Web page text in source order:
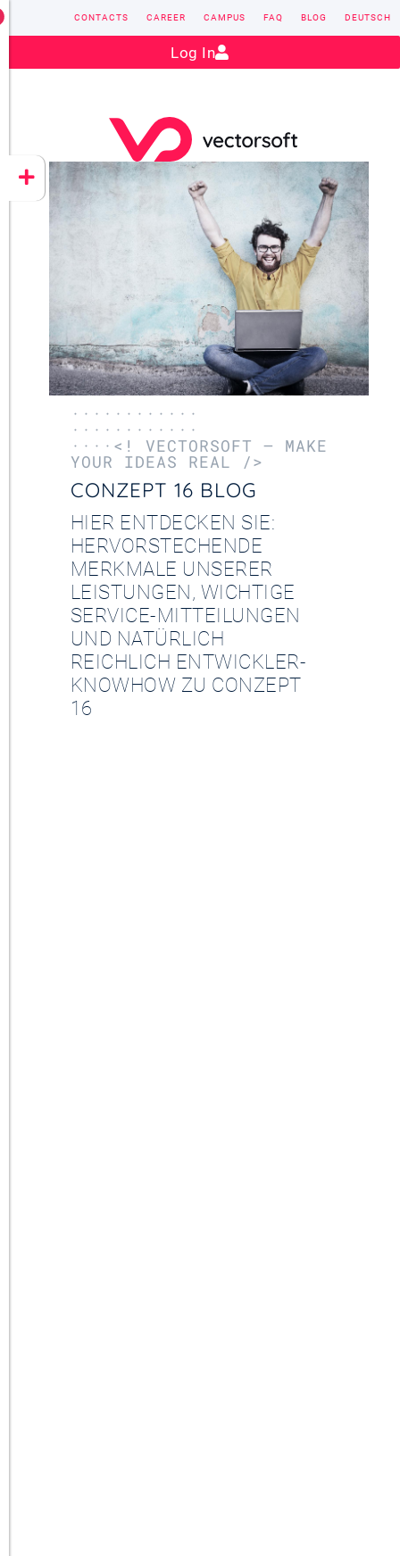
CONZEPT 16
YEET
Contact: sales@vectorsoft.de
CONTACTS CAREER CAMPUS FAQ BLOG DEUTSCH
Log In
············
············
····<! VECTORSOFT – MAKE
YOUR IDEAS REAL />
CONZEPT 16 BLOG
HIER ENTDECKEN SIE:
HERVORSTECHENDE
MERKMALE UNSERER
LEISTUNGEN, WICHTIGE
SERVICE-MITTEILUNGEN
UND NATÜRLICH
REICHLICH ENTWICKLER-
KNOWHOW ZU CONZEPT
16